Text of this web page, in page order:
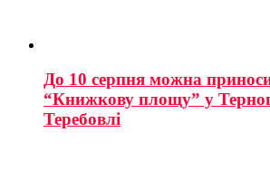
До 10 серпня можна
“Книжкову площу” у
Теребовлі